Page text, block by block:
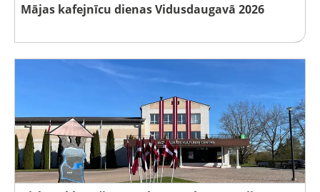
Mājas kafejnīcu dienas Vidusdaugavā 2026